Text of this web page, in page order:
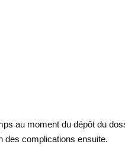
au moment du dépôt du
des complications ensuite.